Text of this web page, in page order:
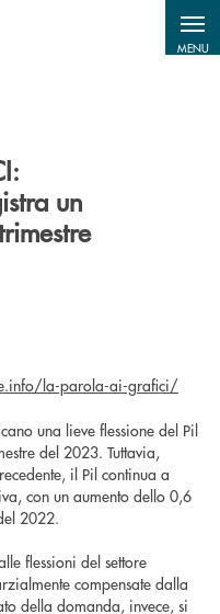
MENU
un
la-parola-ai-grafici/
una lieve flessione del Pil
del 2023. Tuttavia,
il Pil continua a
con un aumento dello 0,6
2022.
flessioni del settore
compensate dalla
della domanda, invece, si